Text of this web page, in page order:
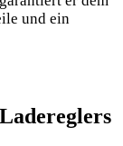
und ein